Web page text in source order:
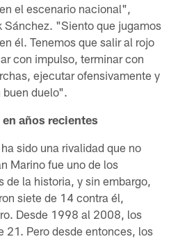
el escenario nacional",
Sánchez. "Siento que jugamos
él. Tenemos que salir al rojo
con impulso, terminar con
ejecutar ofensivamente y
duelo".
años recientes
sido una rivalidad que no
Marino fue uno de los
de la historia, y sin embargo,
siete de 14 contra él,
Desde 1998 al 2008, los
21. Pero desde entonces, los